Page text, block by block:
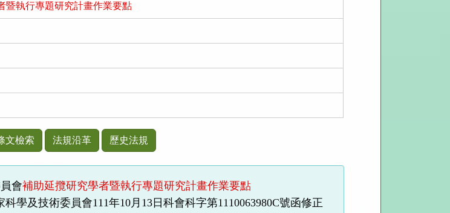
暨執行專題研究計畫作業要點
文檢索 法規沿革 歷史法規
會補助延攬研究學者暨執行專題研究計畫作業要點
科學及技術委員會111年10月 13日科會科字第1110063980C號函修正